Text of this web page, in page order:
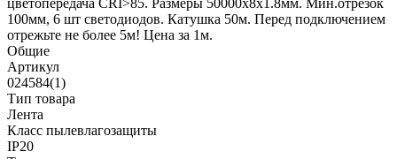
цветопередача CRI>85. Размеры 50000х8x1.8мм. Мин.отрезок
100мм, 6 шт светодиодов. Катушка 50м. Перед подключением
отрежьте не более 5м! Цена за 1м.
Общие
Артикул
024584(1)
Тип товара
Лента
Класс пылевлагозащиты
IP20